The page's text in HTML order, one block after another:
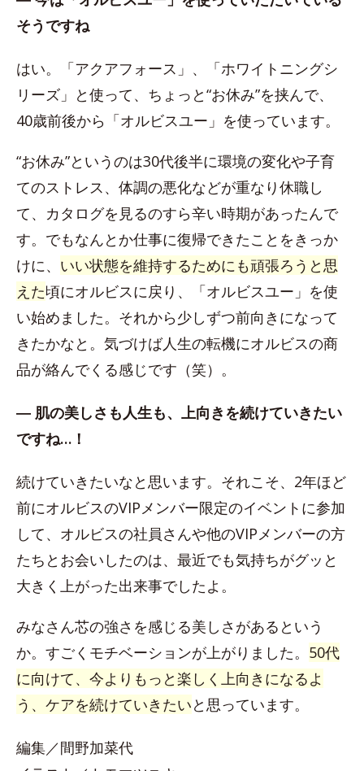
そうですね
はい。「アクアフォース」、「ホワイトニングシ
リーズ」と使って、ちょっと“お休み”を挟んで、
40歳前後から「オルビスユー」を使っています。
“お休み”というのは30代後半に環境の変化や子育
てのストレス、体調の悪化などが重なり休職し
て、カタログを見るのすら辛い時期があったんで
す。でもなんとか仕事に復帰できたことをきっか
けに、 いい状態を維持するためにも頑張ろうと思
えた頃にオルビスに戻り、「オルビスユー」を使
い始めました。それから少しずつ前向きになって
きたかなと。気づけば人生の転機にオルビスの商
品が絡んでくる感じです（笑）。
― 肌の美しさも人生も、上向きを続けていきたい
ですね…！
続けていきたいなと思います。それこそ、2年ほど
前にオルビスのVIPメンバー限定のイベントに参加
して、オルビスの社員さんや他のVIPメンバーの方
たちとお会いしたのは、最近でも気持ちがグッと
大きく上がった出来事でしたよ。
みなさん芯の強さを感じる美しさがあるという
か。すごくモチベーションが上がりました。 50代
に向けて、今よりもっと楽しく上向きになるよ
う、ケアを続けていきたいと思っています。
編集／間野加菜代